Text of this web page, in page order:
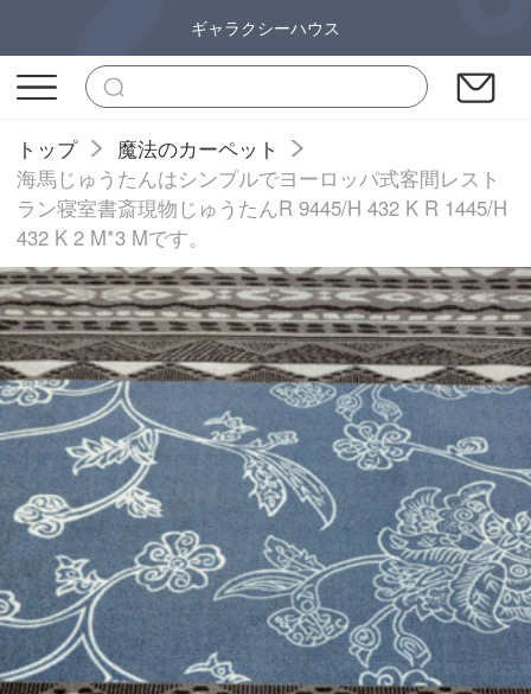
ギャラクシーハウス
トップ
魔法のカーペット
海馬じゅうたんはシンプルでヨーロッパ式客間レスト
ラン寝室書斎現物じゅうたんR 9445/H 432 K R 1445/H
432 K 2 M*3 Mです。